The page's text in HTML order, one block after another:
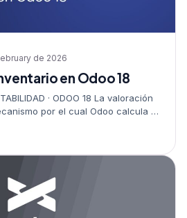
de 2026
en Odoo 18
· ODOO 18 La valoración
por el cual Odoo calcula el
existencias y lo refleja…